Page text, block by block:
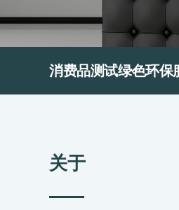
消费品测试绿色环保
关于